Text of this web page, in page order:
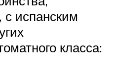
испанским
класса: